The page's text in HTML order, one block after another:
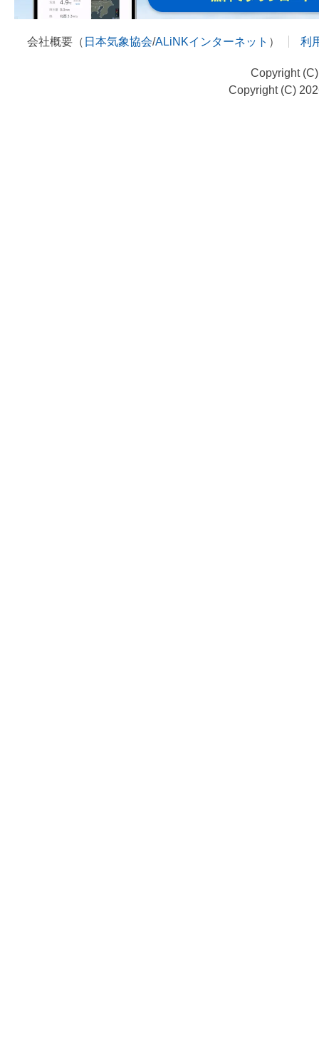
会社概要（ 日本気象協会/ALiNKインターネット ） 利
Copyright
Copyright (C)